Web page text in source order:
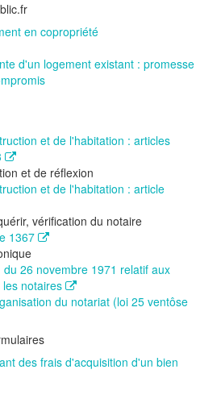
en copropriété
d'un logement existant : promesse
et de l'habitation : articles
et de réflexion
et de l'habitation : article
vérification du notaire
1367
du 26 novembre 1971 relatif aux
notaires
du notariat (loi 25 ventôse
des frais d'acquisition d'un bien